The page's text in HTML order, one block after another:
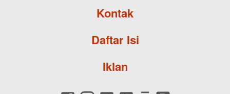
Kontak
Daftar Isi
Iklan